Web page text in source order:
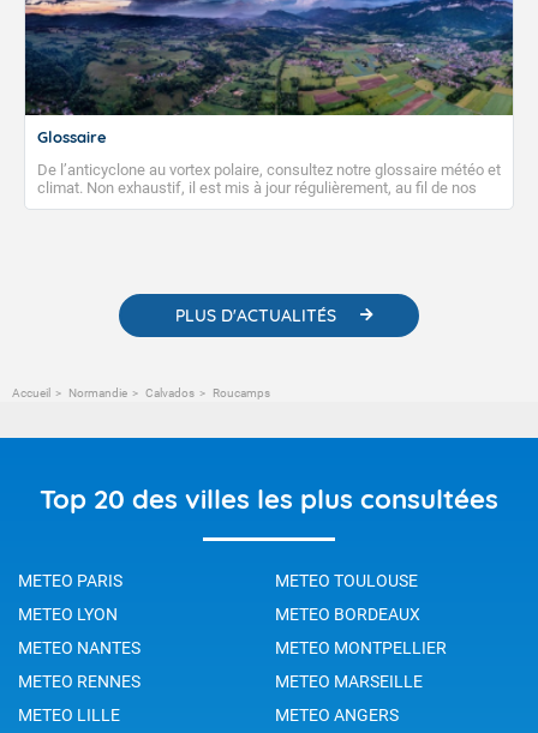
Glossaire
De l’anticyclone au vortex polaire, consultez notre glossaire météo et
climat. Non exhaustif, il est mis à jour régulièrement, au fil de nos
publications. Vous y trouverez également des liens utiles vers nos
PLUS D'ACTUALITÉS
Accueil Normandie Calvados Roucamps
Top 20 des villes les plus consultées
METEO PARIS
METEO TOULOUSE
METEO LYON
METEO BORDEAUX
METEO NANTES
METEO MONTPELLIER
METEO RENNES
METEO MARSEILLE
METEO LILLE
METEO ANGERS